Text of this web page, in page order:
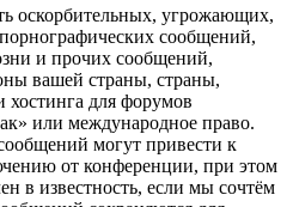
оскорбительных, угрожающих,
сообщений,
и прочих сообщений,
вашей страны, страны,
хостинга для форумов
или международное право.
могут привести к
от конференции, при этом
в известность, если мы сочтём